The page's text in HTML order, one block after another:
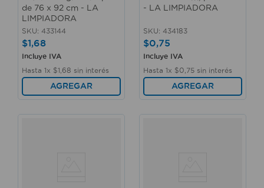
de 76 x 92 cm - LA
LIMPIADORA
SKU: 433144
$1,68
Incluye IVA
Hasta 1x $1 68 sin interés
AGREGAR
- LA LIMPIADORA
SKU: 434183
$0,75
Incluye IVA
Hasta 1x $0 75 sin interés
AGREGAR